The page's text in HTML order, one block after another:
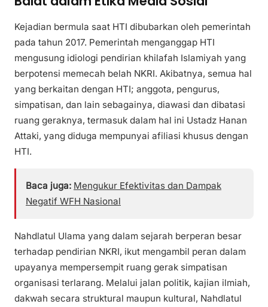
Kejadian bermula saat HTI dibubarkan oleh pemerintah
pada tahun 2017. Pemerintah menganggap HTI
mengusung idiologi pendirian khilafah Islamiyah yang
berpotensi memecah belah NKRI. Akibatnya, semua hal
yang berkaitan dengan HTI; anggota, pengurus,
simpatisan, dan lain sebagainya, diawasi dan dibatasi
ruang geraknya, termasuk dalam hal ini Ustadz Hanan
Attaki, yang diduga mempunyai afiliasi khusus dengan
HTI.
Baca juga: Mengukur Efektivitas dan Dampak
Negatif WFH Nasional
Nahdlatul Ulama yang dalam sejarah berperan besar
terhadap pendirian NKRI, ikut mengambil peran dalam
upayanya mempersempit ruang gerak simpatisan
organisasi terlarang. Melalui jalan politik, kajian ilmiah,
dakwah secara struktural maupun kultural, Nahdlatul